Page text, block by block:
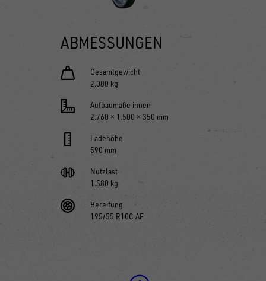
ABMESSUNGEN
Gesamtgewicht
2.000 kg
Aufbaumaße innen
2.760 × 1.500 × 350 mm
Ladehöhe
590 mm
Nutzlast
1.580 kg
Bereifung
195/55 R10C AF